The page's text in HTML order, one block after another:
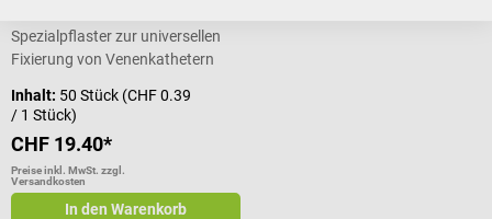
Spezialpflaster zur universellen
Fixierung von Venenkathetern
Inhalt: 50 Stück (CHF 0.39
/ 1 Stück)
CHF 19.40*
Preise inkl. MwSt. zzgl.
Versandkosten
In den Warenkorb